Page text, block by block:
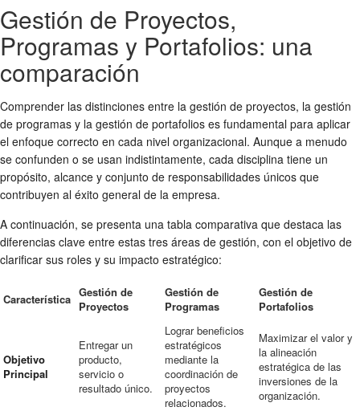
Gestión de Proyectos,
Programas y Portafolios: una
comparación
Comprender las distinciones entre la gestión de proyectos, la gestión
de programas y la gestión de portafolios es fundamental para aplicar
el enfoque correcto en cada nivel organizacional. Aunque a menudo
se confunden o se usan indistintamente, cada disciplina tiene un
propósito, alcance y conjunto de responsabilidades únicos que
contribuyen al éxito general de la empresa.
A continuación, se presenta una tabla comparativa que destaca las
diferencias clave entre estas tres áreas de gestión, con el objetivo de
clarificar sus roles y su impacto estratégico:
Característica Gestión de
Proyectos
Gestión de
Programas
Gestión de
Portafolios
Objetivo
Principal
Entregar un
producto,
servicio o
resultado único.
Lograr beneficios
estratégicos
mediante la
coordinación de
proyectos
relacionados.
Maximizar el valor y
la alineación
estratégica de las
inversiones de la
organización.